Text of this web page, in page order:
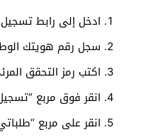
ادخل إلى رابط
سجل رقم هويتك
اكتب رمز التحقق
انقر فوق مربع
انقر على مربع